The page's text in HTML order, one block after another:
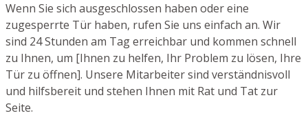
Wenn Sie sich ausgeschlossen haben oder eine
zugesperrte Tür haben, rufen Sie uns einfach an. Wir
sind 24 Stunden am Tag erreichbar und kommen schnell
zu Ihnen, um [Ihnen zu helfen, Ihr Problem zu lösen, Ihre
Tür zu öffnen]. Unsere Mitarbeiter sind verständnisvoll
und hilfsbereit und stehen Ihnen mit Rat und Tat zur
Seite.